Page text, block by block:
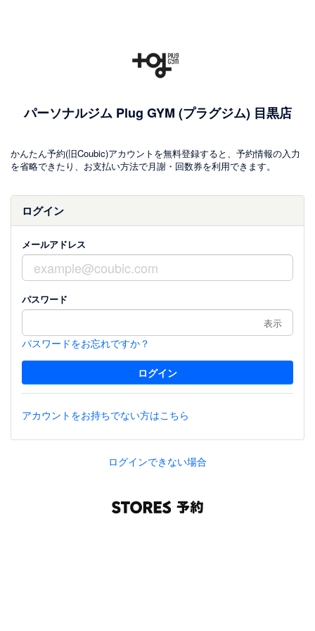
パーソナルジム Plug GYM (プラグジム) 目黒店
かんたん予約(旧Coubic)アカウントを無料登録すると、予約情報の入力
を省略できたり、お支払い方法で月謝・回数券を利用できます。
ログイン
メールアドレス
パスワード
表示
パスワードをお忘れですか？
アカウントをお持ちでない方はこちら
ログインできない場合